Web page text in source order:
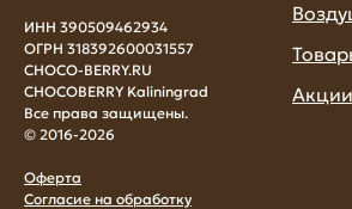
ИНН 390509462934
ОГРН 318392600031557
CHOCO-BERRY.RU
CHOCOBERRY Kaliningrad
Все права защищены.
© 2016-2026
Оферта
Согласие на обработку
Акции